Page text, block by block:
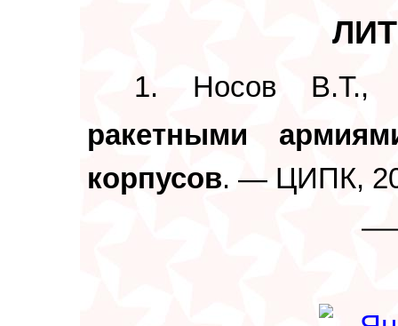
1. Носов
ракетными
корпусов. — ЦИПК,